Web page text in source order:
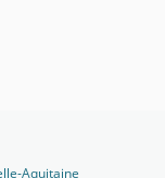
Aquitaine